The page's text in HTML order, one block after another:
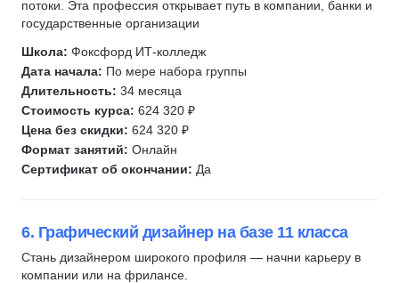
потоки. Эта профессия открывает путь в компании, банки и
государственные организации
Школа: Фоксфорд ИТ-колледж
Дата начала: По мере набора группы
Длительность: 34 месяца
Стоимость курса: 624 320 ₽
Цена без скидки: 624 320 ₽
Формат занятий: Онлайн
Сертификат об окончании: Да
6. Графический дизайнер на базе 11 класса
Стань дизайнером широкого профиля — начни карьеру в
компании или на фрилансе.